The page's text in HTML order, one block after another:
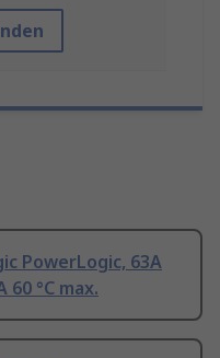
PowerLogic, 63A
°C max.